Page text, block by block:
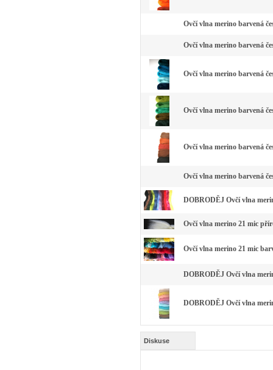
Ovčí vlna merino barvená
Ovčí vlna merino barvená
Ovčí vlna merino barvená
Ovčí vlna merino barvená
Ovčí vlna merino barvená
Ovčí vlna merino barvená
DOBRODĚJ Ovčí vlna
Ovčí vlna merino 21 mic
Ovčí vlna merino 21 mic
DOBRODĚJ Ovčí vlna
DOBRODĚJ Ovčí vlna
Diskuse